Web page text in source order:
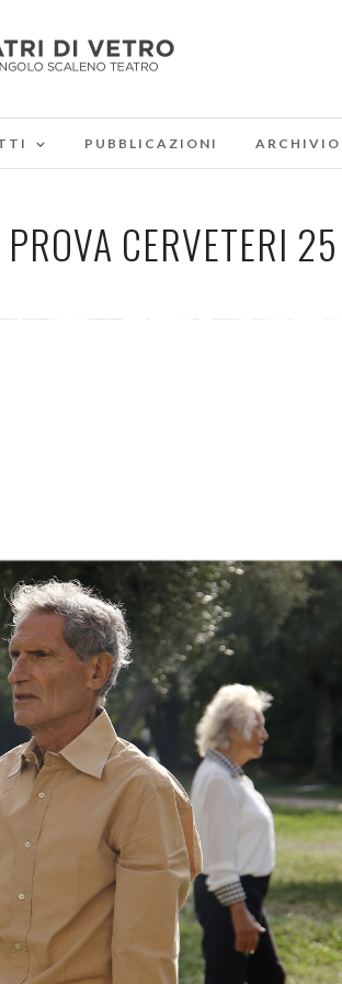
PUBBLICAZIONI ARCHIVIO
CERVETERI 25